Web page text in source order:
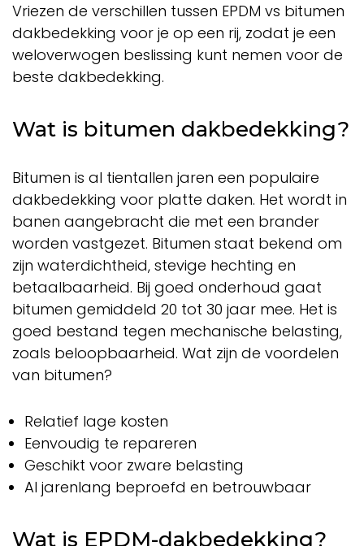
Vriezen de verschillen tussen EPDM vs bitumen
dakbedekking voor je op een rij, zodat je een
weloverwogen beslissing kunt nemen voor de
beste dakbedekking.
Wat is bitumen dakbedekking?
Bitumen is al tientallen jaren een populaire
dakbedekking voor platte daken. Het wordt in
banen aangebracht die met een brander
worden vastgezet. Bitumen staat bekend om
zijn waterdichtheid, stevige hechting en
betaalbaarheid. Bij goed onderhoud gaat
bitumen gemiddeld 20 tot 30 jaar mee. Het is
goed bestand tegen mechanische belasting,
zoals beloopbaarheid. Wat zijn de voordelen
van bitumen?
Relatief lage kosten
Eenvoudig te repareren
Geschikt voor zware belasting
Al jarenlang beproefd en betrouwbaar
Wat is EPDM-dakbedekking?